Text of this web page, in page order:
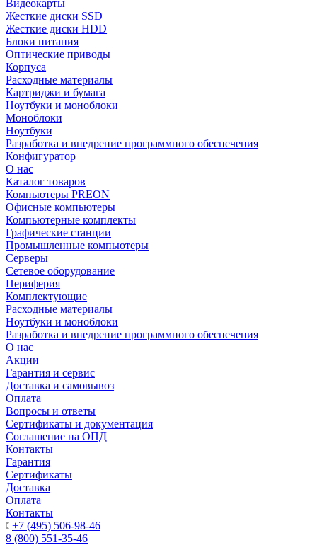
Видеокарты
Жесткие диски SSD
Жесткие диски HDD
Блоки питания
Оптические приводы
Корпуса
Расходные материалы
Картриджи и бумага
Ноутбуки и моноблоки
Моноблоки
Ноутбуки
Разработка и внедрение программного обеспечения
Конфигуратор
О нас
Каталог товаров
Компьютеры PREON
Офисные компьютеры
Компьютерные комплекты
Графические станции
Промышленные компьютеры
Серверы
Сетевое оборудование
Периферия
Комплектующие
Расходные материалы
Ноутбуки и моноблоки
Разработка и внедрение программного обеспечения
О нас
Акции
Гарантия и сервис
Доставка и самовывоз
Оплата
Вопросы и ответы
Сертификаты и документация
Соглашение на ОПД
Контакты
Гарантия
Сертификаты
Доставка
Оплата
Контакты
+7 (495) 506-98-46
8 (800) 551-35-46